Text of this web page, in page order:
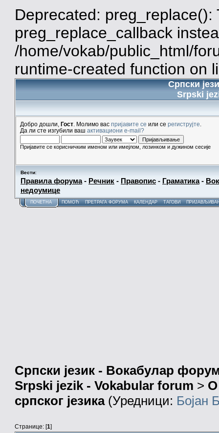
Deprecated:
preg_replace_callback
/home/vokab/public_html/
runtime-created function on
Српски
Srpski
Добро дошли, Гост . Молимо вас пријавите се или се региструјте
Да ли сте изгубили ваш активациони e-mail?
Пријавите се корисничким именом или имејлом, лозинком и дужином сесије
Вести:
Правила форума- Речник - Правопис - Граматика-
недоумице
ПОЧЕТНА ПОМОЋ ПРЕТРАГА ФОРУМА КАЛЕНДАР ТАГОВИ
Српски језик - Вокабулар
Srpski jezik - Vokabular forum > О
српског језика(Уредници: Бојан
Странице: [1]